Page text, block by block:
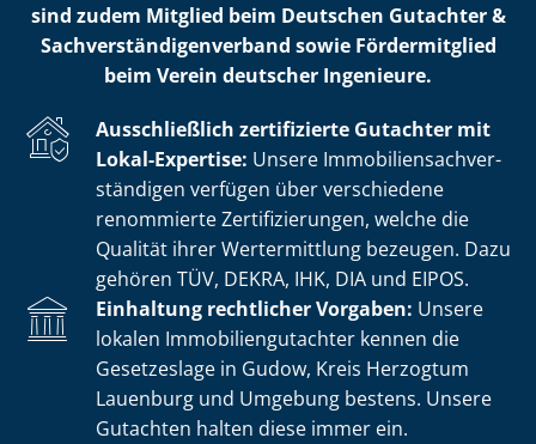
sind zudem Mitglied beim Deutschen Gutachter &
Sach­ver­stän­di­gen­ver­band sowie Fördermitglied
beim Verein deutscher Ingenieure.
Ausschließlich zertifizierte Gutachter mit
Lokal-Expertise: Unsere Im­mo­bi­li­en­sach­ver­
stän­di­gen verfügen über verschiedene
renommierte Zer­ti­fi­zie­run­gen, welche die
Qualität ihrer Wertermittlung bezeugen. Dazu
gehören TÜV, DEKRA, IHK, DIA und EIPOS.
Einhaltung rechtlicher Vorgaben: Unsere
lokalen Im­mo­bi­li­en­gut­ach­ter kennen die
Gesetzeslage in Gudow, Kreis Herzogtum
Lauenburg und Umgebung bestens. Unsere
Gutachten halten diese immer ein.